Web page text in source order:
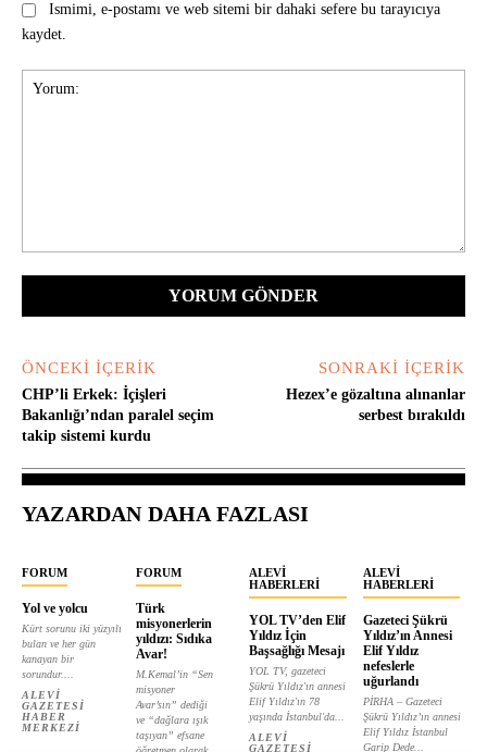
Ismimi, e-postamı ve web sitemi bir dahaki sefere bu tarayıcıya
kaydet.
ÖNCEKI İÇERIK
CHP’li Erkek: İçişleri
Bakanlığı’ndan paralel seçim
takip sistemi kurdu
SONRAKI İÇERIK
Hezex’e gözaltına alınanlar
serbest bırakıldı
YAZARDAN DAHA FAZLASI
FORUM
Yol ve yolcu
Kürt sorunu iki yüzyılı
bulan ve her gün
kanayan bir
sorundur....
ALEVI
GAZETESI
HABER
MERKEZI
FORUM
Türk
misyonerlerin
yıldızı: Sıdıka
Avar!
M.Kemal’in “Sen
misyoner
Avar’sın” dediği
ve “dağlara ışık
taşıyan” efsane
ALEVI
HABERLERI
YOL TV’den Elif
Yıldız İçin
Başsağlığı Mesajı
YOL TV, gazeteci
Şükrü Yıldız'ın annesi
Elif Yıldız'ın 78
yaşında İstanbul'da...
ALEVI
GAZETESI
ALEVI
HABERLERI
Gazeteci Şükrü
Yıldız’ın Annesi
Elif Yıldız
nefeslerle
uğurlandı
PİRHA – Gazeteci
Şükrü Yıldız’ın annesi
Elif Yıldız İstanbul
Garip Dede...